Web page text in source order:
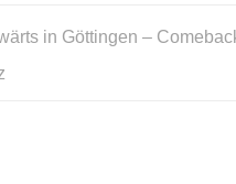
in Göttingen –